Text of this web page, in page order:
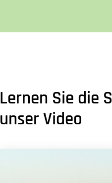
Lernen Sie die
unser Video